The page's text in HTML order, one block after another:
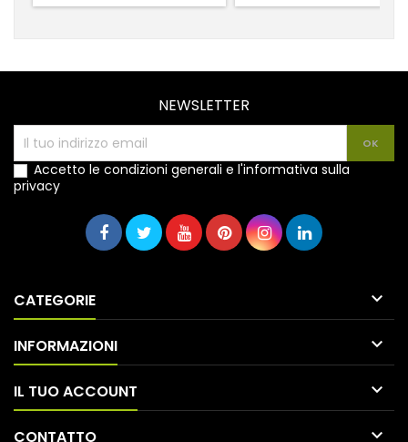
NEWSLETTER
Accetto le condizioni generali e l'informativa sulla
privacy
CATEGORIE 
INFORMAZIONI 
IL TUO ACCOUNT 
CONTATTO 